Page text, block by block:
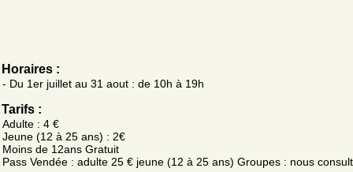
Horaires :
- Du 1er juillet au 31 aout : de 10h à 19h
Tarifs :
Adulte : 4 €
Jeune (12 à 25 ans) : 2€
Moins de 12ans Gratuit
Pass Vendée : adulte 25 € jeune (12 à 25 ans) Groupes : nous